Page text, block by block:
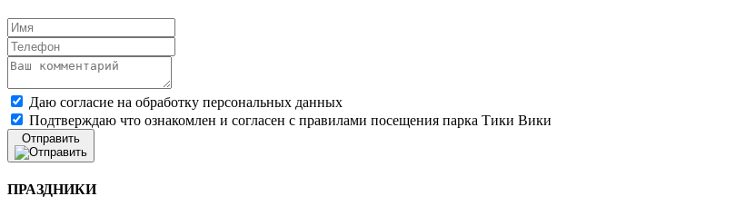
Даю согласие на обработку персональных данных
Подтверждаю что ознакомлен и согласен с правилами посещения парка Тики Вики
Отправить
ПРАЗДНИКИ